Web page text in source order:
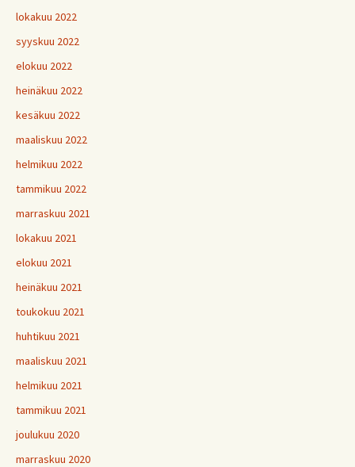
lokakuu 2022
syyskuu 2022
elokuu 2022
heinäkuu 2022
kesäkuu 2022
maaliskuu 2022
helmikuu 2022
tammikuu 2022
marraskuu 2021
lokakuu 2021
elokuu 2021
heinäkuu 2021
toukokuu 2021
huhtikuu 2021
maaliskuu 2021
helmikuu 2021
tammikuu 2021
joulukuu 2020
marraskuu 2020